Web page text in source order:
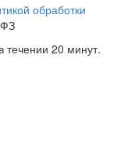
обработки
20 минут.